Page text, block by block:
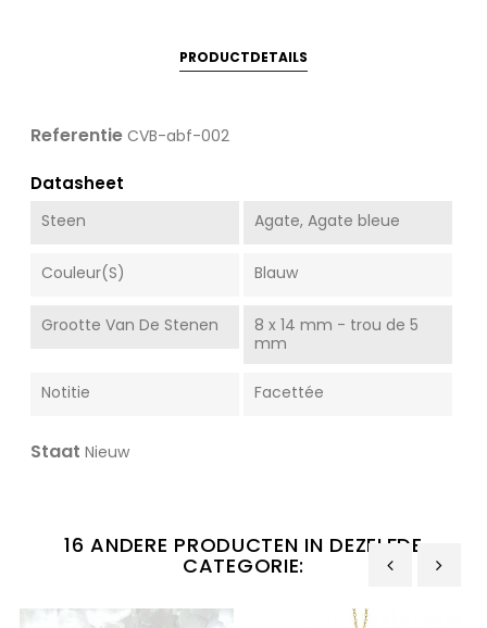
PRODUCTDETAILS
Referentie CVB-abf-002
Datasheet
Steen Agate, Agate bleue
Couleur(s) Blauw
Grootte Van De Stenen
8 x 14 mm - trou de 5
mm
Notitie Facettée
Staat Nieuw
16 ANDERE PRODUCTEN IN DEZELFDE
CATEGORIE: